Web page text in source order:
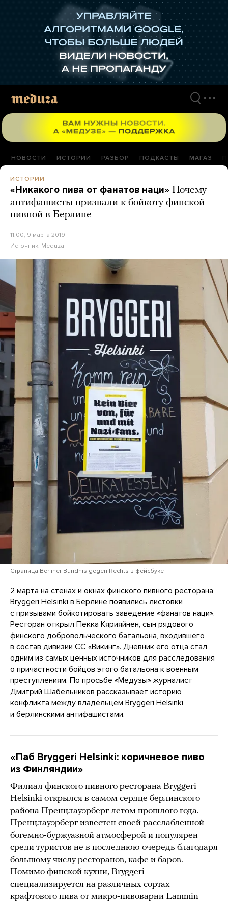
НОВОСТИ ИСТОРИИ РАЗБОР ПОДКАСТЫ МАГАЗ
ИСТОРИИ
«Никакого пива от фанатов наци» Почему
антифашисты призвали к бойкоту финской
пивной в Берлине
11:00, 9 марта 2019
Источник: Meduza
Страница Berliner Bündnis gegen Rechts в фейсбуке
2 марта на стенах и окнах финского пивного ресторана
Bryggeri Helsinki в Берлине появились листовки
с призывами бойкотировать заведение «фанатов наци».
Ресторан открыл Пекка Кярияйнен, сын рядового
финского добровольческого батальона, входившего
в состав дивизии СС «Викинг». Дневник его отца стал
одним из самых ценных источников для расследования
о причастности бойцов этого батальона к военным
преступлениям. По просьбе «Медузы» журналист
Дмитрий Шабельников рассказывает историю
конфликта между владельцем Bryggeri Helsinki
и берлинскими антифашистами.
«Паб Bryggeri Helsinki: коричневое пиво
из Финляндии»
Филиал финского пивного ресторана Bryggeri
Helsinki открылся в самом сердце берлинского
района Пренцлауэрберг летом прошлого года.
Пренцлауэрберг известен своей расслабленной
богемно-буржуазной атмосферой и популярен
среди туристов не в последнюю очередь благодаря
большому числу ресторанов, кафе и баров.
Помимо финской кухни, Bryggeri
специализируется на различных сортах
крафтового пива от микро-пивоварни Lammin